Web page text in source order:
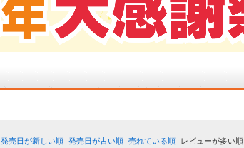
発売日が新しい順 発売日が古い順 売れている順 レビューが多い順